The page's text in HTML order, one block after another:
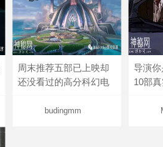
周末推荐五部已上映却
还没看过的高分科幻电
budingmm
导演
10部